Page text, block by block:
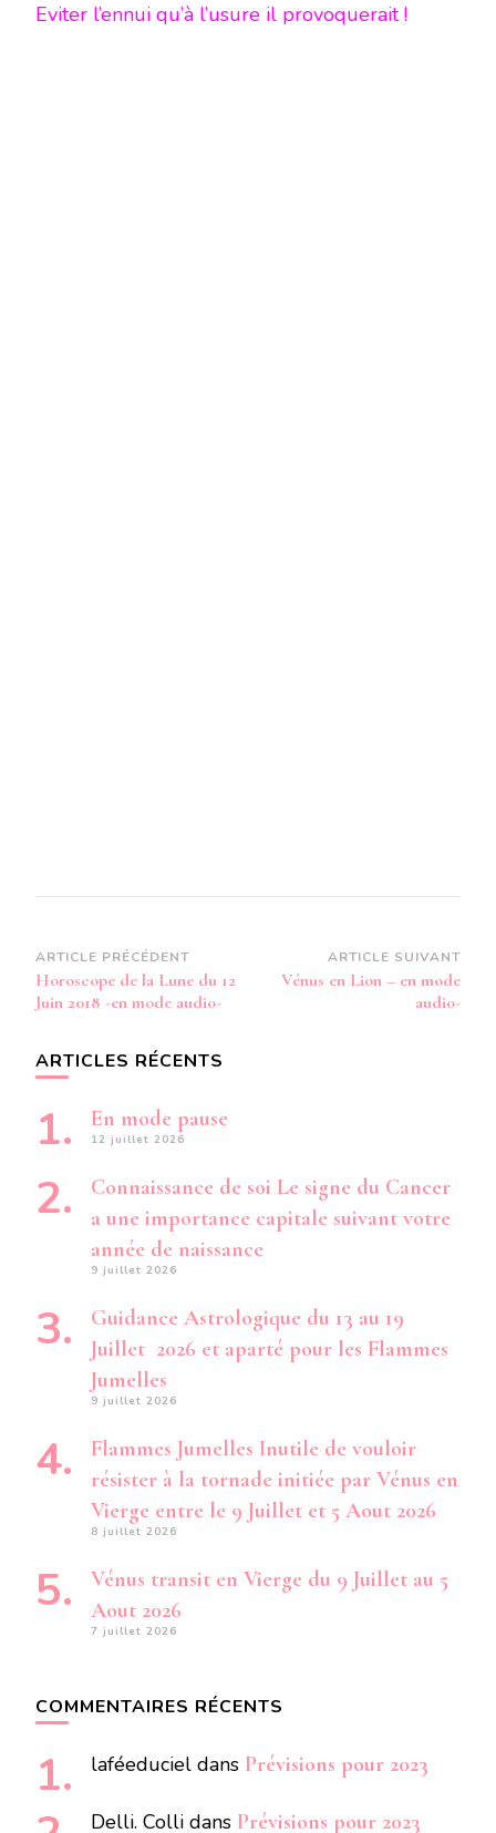
Eviter l’ennui qu’à l’usure il provoquerait !
Navigation
d’article
ARTICLE PRÉCÉDENT
Horoscope de la Lune du 12
Juin 2018 -en mode audio-
ARTICLE SUIVANT
Vénus en Lion – en mode
audio-
ARTICLES RÉCENTS
En mode pause
12 juillet 2026
Connaissance de soi Le signe du Cancer
a une importance capitale suivant votre
année de naissance
9 juillet 2026
Guidance Astrologique du 13 au 19
Juillet 2026 et aparté pour les Flammes
Jumelles
9 juillet 2026
Flammes Jumelles Inutile de vouloir
résister à la tornade initiée par Vénus en
Vierge entre le 9 Juillet et 5 Aout 2026
8 juillet 2026
Vénus transit en Vierge du 9 Juillet au 5
Aout 2026
7 juillet 2026
COMMENTAIRES RÉCENTS
laféeduciel dans Prévisions pour 2023
Delli. Colli dans Prévisions pour 2023